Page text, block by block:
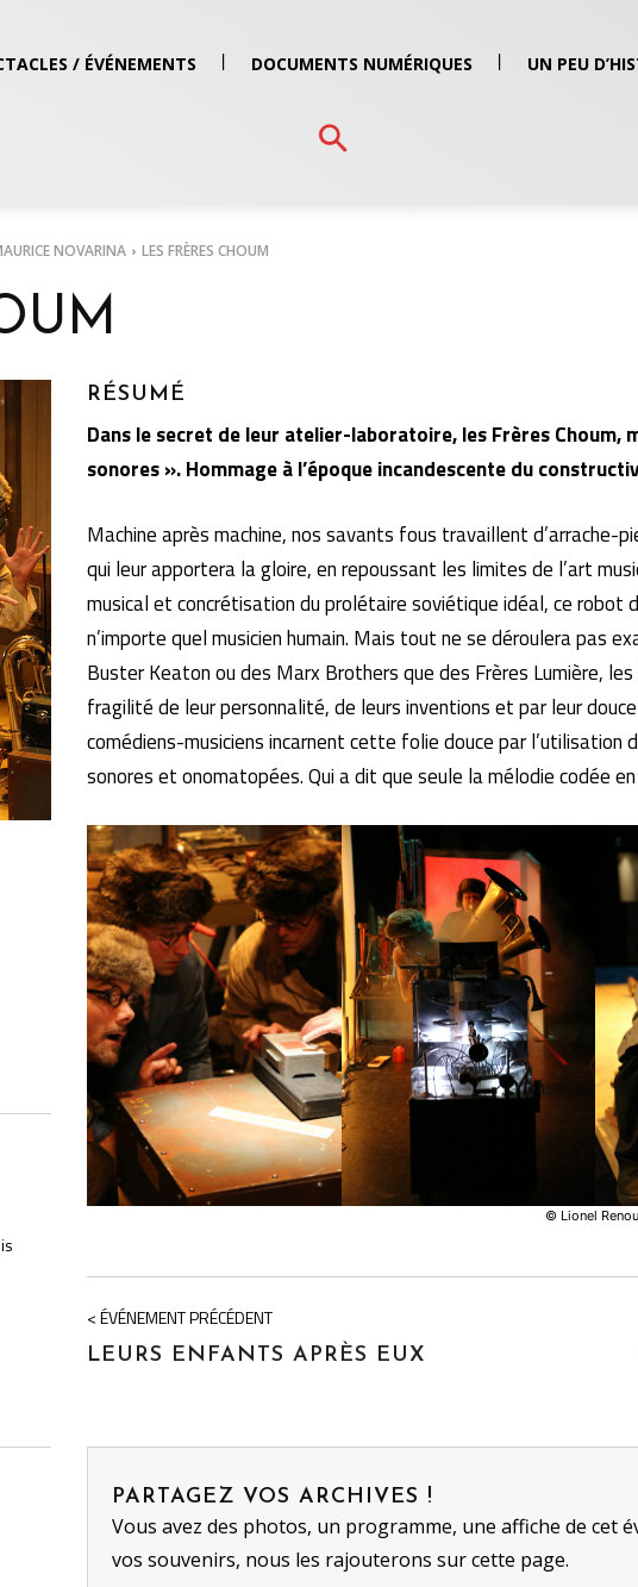
/ ÉVÉNEMENTS DOCUMENTS NUMÉRIQUES UN PEU
NOVARINA LES FRÈRES CHOUM
RÉSUMÉ
Dans le secret de leur atelier-laboratoire, les Frères Choum,
sonores ». Hommage à l’époque incandescente du
Machine après machine, nos savants fous travaillent d’arrache-
qui leur apportera la gloire, en repoussant les limites de l’art
musical et concrétisation du prolétaire soviétique idéal, ce
n’importe quel musicien humain. Mais tout ne se déroulera pas
Buster Keaton ou des Marx Brothers que des Frères Lumière,
fragilité de leur personnalité, de leurs inventions et par leur
comédiens-musiciens incarnent cette folie douce par l’utilisation
sonores et onomatopées. Qui a dit que seule la mélodie codée
© Lionel
< ÉVÉNEMENT PRÉCÉDENT
LEURS ENFANTS APRÈS EUX
PARTAGEZ VOS ARCHIVES !
Vous avez des photos, un programme, une affiche de cet
vos souvenirs, nous les rajouterons sur cette page.